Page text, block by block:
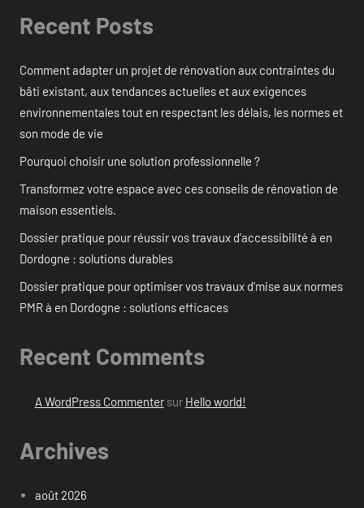
Recent Posts
Comment adapter un projet de rénovation aux contraintes du
bâti existant, aux tendances actuelles et aux exigences
environnementales tout en respectant les délais, les normes et
son mode de vie
Pourquoi choisir une solution professionnelle ?
Transformez votre espace avec ces conseils de rénovation de
maison essentiels.
Dossier pratique pour réussir vos travaux d’accessibilité à en
Dordogne : solutions durables
Dossier pratique pour optimiser vos travaux d’mise aux normes
PMR à en Dordogne : solutions efficaces
Recent Comments
A WordPress Commentersur Hello world!
Archives
août 2026